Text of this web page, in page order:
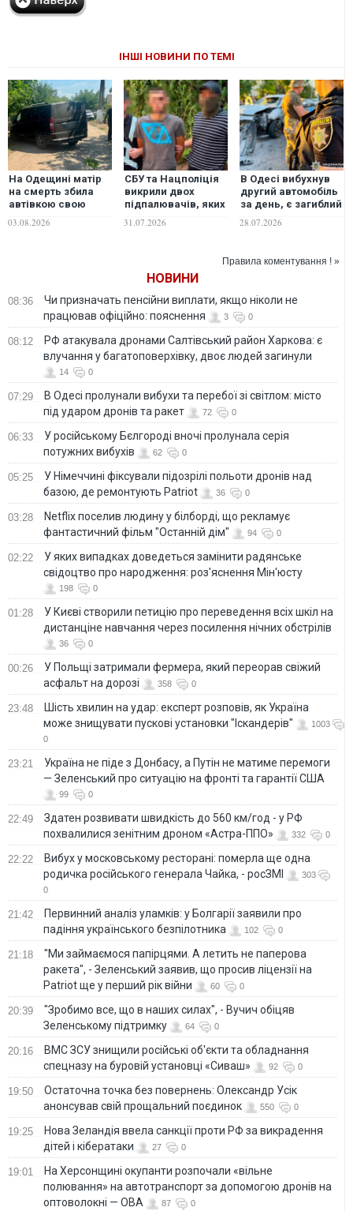
ІНШІ НОВИНИ ПО ТЕМІ
На Одещині матір
на смерть збила
автівкою свою
однорічну дитину
03.08.2026
СБУ та Нацполіція
викрили двох
підпалювачів, яких
рашисти
завербували через
31.07.2026
В Одесі вибухнув
другий автомобіль
за день, є загиблий
і поранена
28.07.2026
Правила коментування ! »
НОВИНИ
08:36
Чи призначать пенсійни виплати, якщо ніколи не
працював офіційно: пояснення
3 0
08:12
РФ атакувала дронами Салтівський район Харкова: є
влучання у багатоповерхівку, двоє людей загинули
14 0
07:29
В Одесі пролунали вибухи та перебої зі світлом: місто
під ударом дронів та ракет
72 0
06:33
У російському Бєлгороді вночі пролунала серія
потужних вибухів
62 0
05:25
У Німеччині фіксували підозрілі польоти дронів над
базою, де ремонтують Patriot
36 0
03:28
Netflix поселив людину у білборді, що рекламує
фантастичний фільм "Останній дім"
94 0
02:22
У яких випадках доведеться замінити радянське
свідоцтво про народження: роз'яснення Мін'юсту
198 0
01:28
У Києві створили петицію про переведення всіх шкіл на
дистанціне навчання через посилення нічних обстрілів
36 0
00:26
У Польщі затримали фермера, який переорав свіжий
асфальт на дорозі
358 0
23:48
Шість хвилин на удар: експерт розповів, як Україна
може знищувати пускові установки "Іскандерів"
1003
0
23:21
Україна не піде з Донбасу, а Путін не матиме перемоги
— Зеленський про ситуацію на фронті та гарантії США
99 0
22:49
Здатен розвивати швидкість до 560 км/год - у РФ
похвалилися зенітним дроном «Астра-ППО»
332 0
22:22
Вибух у московському ресторані: померла ще одна
родичка російського генерала Чайка, - росЗМІ
303
0
21:42
Первинний аналіз уламків: у Болгарії заявили про
падіння українського безпілотника
102 0
21:18
"Ми займаємося папірцями. А летить не паперова
ракета", - Зеленський заявив, що просив ліцензії на
Patriot ще у перший рік війни
60 0
20:39
"Зробимо все, що в наших силах", - Вучич обіцяв
Зеленському підтримку
64 0
20:16
ВМС ЗСУ знищили російські об'єкти та обладнання
спецназу на буровій установці «Сиваш»
92 0
19:50
Остаточна точка без повернень: Олександр Усік
анонсував свій прощальний поєдинок
550 0
19:25
Нова Зеландія ввела санкції проти РФ за викрадення
дітей і кібератаки
27 0
19:01
На Херсонщині окупанти розпочали «вільне
полювання» на автотранспорт за допомогою дронів на
оптоволокні — ОВА
87 0